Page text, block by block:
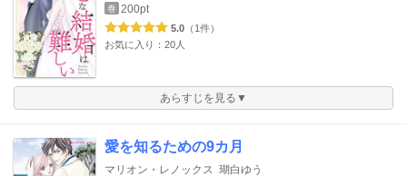
巻 200pt
5.0 （1件）
お気に入り：20人
あらすじを見る▼
愛を知るための9カ月
マリオン・レノックス 瑚白ゆう